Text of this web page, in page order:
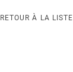
RETOUR À LA LISTE